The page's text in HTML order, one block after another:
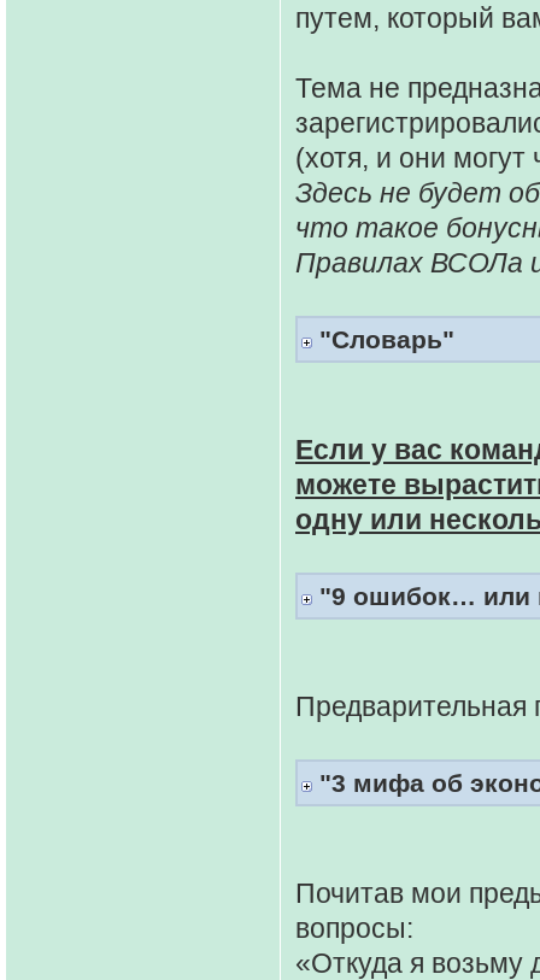
путем, который
Тема не
(хотя, и они могут
Здесь не будет
что такое
Правилах ВСОЛа
"Словарь"
Если у вас
можете
одну или
"9 ошибок… или
Предварительная
"3 мифа об
Почитав мои
вопросы:
«Откуда я возьму